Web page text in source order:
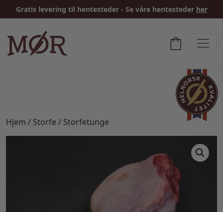
Gratis levering til hentesteder - Se våre hentesteder her
Hjem / Storfe / Storfetunge